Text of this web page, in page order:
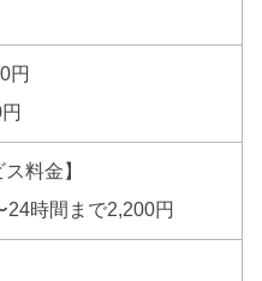
円
料金】
24時間まで2,200円